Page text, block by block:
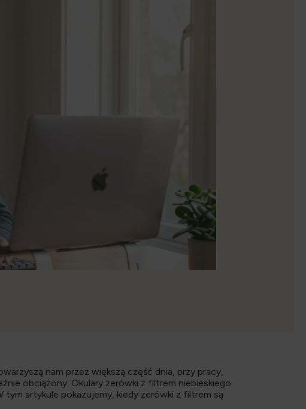
nam przez większą część dnia, przy pracy,
obciążony. Okulary zerówki z filtrem niebieskiego
artykule pokazujemy, kiedy zerówki z filtrem są